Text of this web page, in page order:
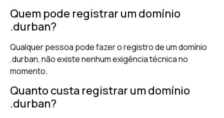
Quem pode registrar um domínio
.durban?
Qualquer pessoa pode fazer o registro de um domínio
.durban, não existe nenhum exigência técnica no
momento.
Quanto custa registrar um domínio
.durban?